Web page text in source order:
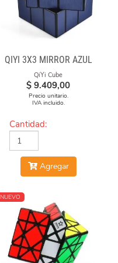
QIYI 3X3 MIRROR AZUL
QiYi Cube
$ 9.409,00
Precio unitario.
IVA incluido.
Cantidad:
Agregar
NUEVO